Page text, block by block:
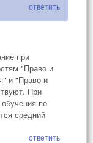
ответить
при
"Право и
и "Право и
При
по
средний
ответить